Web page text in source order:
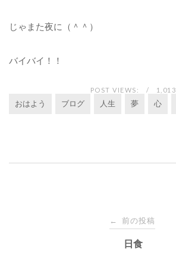
じゃまた夜に（＾＾）
バイバイ！！
POST VIEWS: 1,013
おはよう ブログ 人生 夢 心
← 前の投稿
日食